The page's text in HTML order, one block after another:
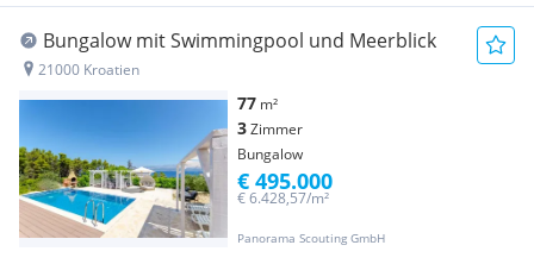
Bungalow mit Swimmingpool und Meerblick
21000 Kroatien
77 m²
3Zimmer
Bungalow
Panorama Scouting GmbH
€ 6.428,57/m²
€ 495.000